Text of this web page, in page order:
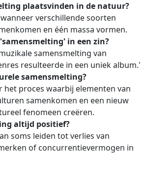
plaatsvinden in de natuur?
verschillende soorten
en één massa vormen.
in een zin?
samensmelting van
resulteerde in een uniek album.'
samensmelting?
het proces waarbij elementen van
samenkomen en een nieuw
fenomeen creëren.
altijd positief?
soms leiden tot verlies van
of concurrentievermogen in